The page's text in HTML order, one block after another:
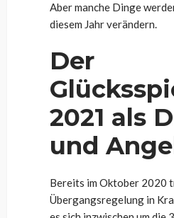
Aber manche Dinge
diesem Jahr verändern.
Der
2021 als
und
Bereits im Oktober 2020
Übergangsregelung in